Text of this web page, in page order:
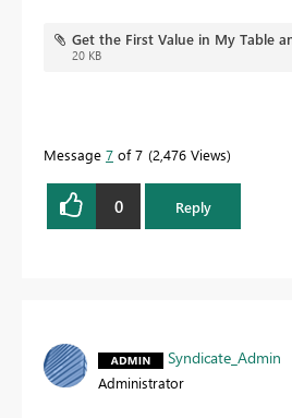
20 KB
Message 7 of 7 2,476 Views
0 Reply
Syndicate_Admin
Administrator